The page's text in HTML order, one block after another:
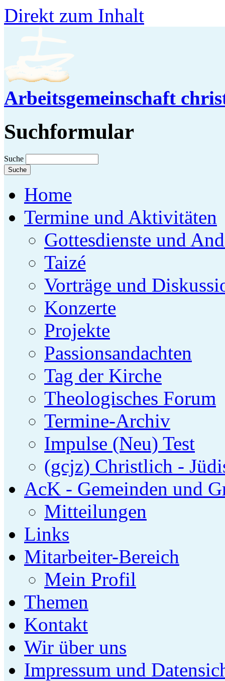
Direkt zum Inhalt
Arbeitsgemeinschaft
Suchformular
Suche
Home
Termine und Aktivitäten
Gottesdienste und
Taizé
Vorträge und
Konzerte
Projekte
Passionsandachten
Tag der Kirche
Theologisches Forum
Termine-Archiv
Impulse (Neu) Test
(gcjz) Christlich -
AcK - Gemeinden und
Mitteilungen
Links
Mitarbeiter-Bereich
Mein Profil
Themen
Kontakt
Wir über uns
Impressum und